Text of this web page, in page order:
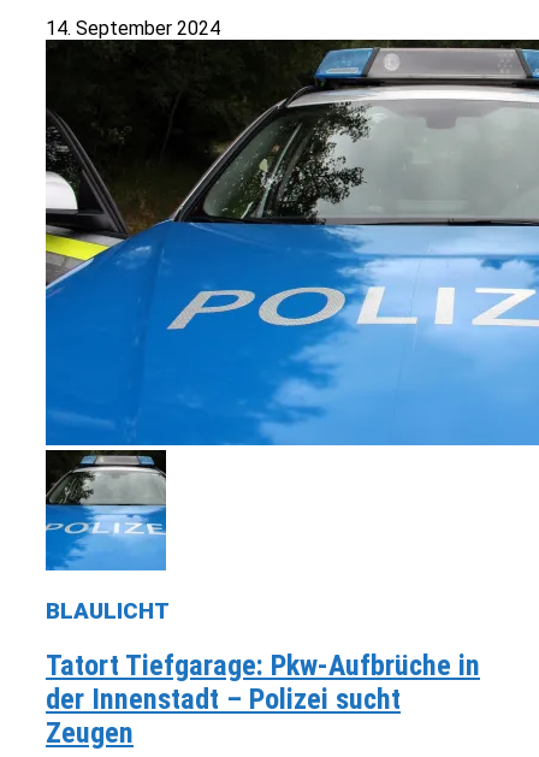
14. September 2024
BLAULICHT
Tatort Tiefgarage: Pkw-Aufbrüche in
der Innenstadt – Polizei sucht
Zeugen